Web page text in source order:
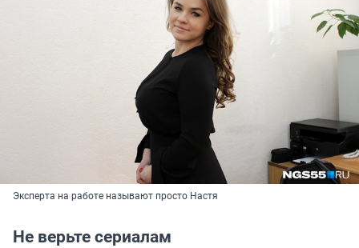
Эксперта на работе называют просто Настя
Не верьте сериалам